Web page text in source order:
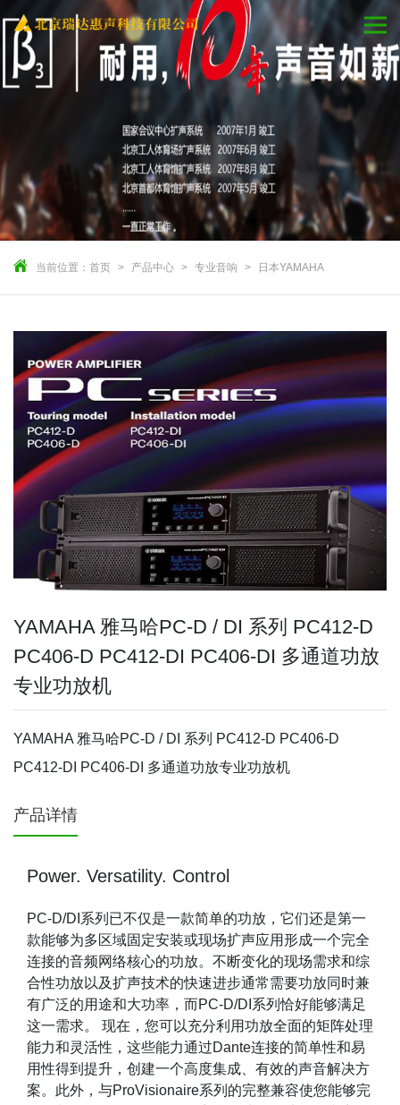
当前位置： 首页 产品中心 专业音响 日本YAMAHA
YAMAHA 雅马哈PC-D / DI 系列 PC412-D
PC406-D PC412-DI PC406-DI 多通道功放
专业功放机
YAMAHA 雅马哈PC-D / DI 系列 PC412-D PC406-D
PC412-DI PC406-DI 多通道功放专业功放机
产品详情
Power. Versatility. Control
PC-D/DI系列已不仅是一款简单的功放，它们还是第一
款能够为多区域固定安装或现场扩声应用形成一个完全
连接的音频网络核心的功放。不断变化的现场需求和综
合性功放以及扩声技术的快速进步通常需要功放同时兼
有广泛的用途和大功率，而PC-D/DI系列恰好能够满足
这一需求。 现在，您可以充分利用功放全面的矩阵处理
能力和灵活性，这些能力通过Dante连接的简单性和易
用性得到提升，创建一个高度集成、有效的声音解决方
案。此外，与ProVisionaire系列的完整兼容使您能够完